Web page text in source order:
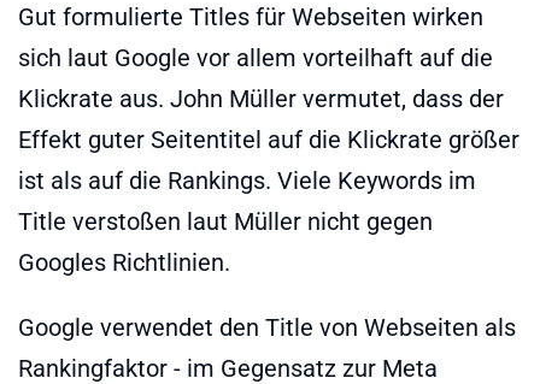
Gut formulierte Titles für Webseiten wirken
sich laut Google vor allem vorteilhaft auf die
Klickrate aus. John Müller vermutet, dass der
Effekt guter Seitentitel auf die Klickrate größer
ist als auf die Rankings. Viele Keywords im
Title verstoßen laut Müller nicht gegen
Googles Richtlinien.
Google verwendet den Title von Webseiten als
Rankingfaktor - im Gegensatz zur Meta